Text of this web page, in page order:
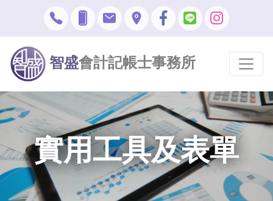
智盛會計記帳士事務所
實用工具及表單